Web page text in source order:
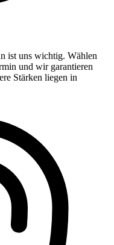
ist uns wichtig. Wählen
und wir garantieren
Stärken liegen in